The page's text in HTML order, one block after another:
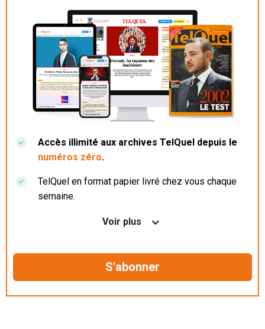
Accès illimité aux archives TelQuel depuis le
numéros zéro.
TelQuel en format papier livré chez vous chaque
semaine.
Nos articles en illimité sur ordinateur, tablette et
Le magazine TelQuel en numérique avant la sortie
Des informations confidentielles résérvées aux
Voir plus